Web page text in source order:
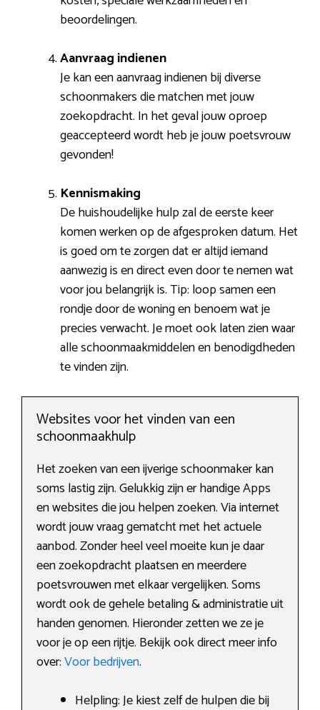
beoordelingen.
Aanvraag indienen
Je kan een aanvraag indienen bij diverse
schoonmakers die matchen met jouw
zoekopdracht. In het geval jouw oproep
geaccepteerd wordt heb je jouw poetsvrouw
gevonden!
Kennismaking
De huishoudelijke hulp zal de eerste keer
komen werken op de afgesproken datum. Het
is goed om te zorgen dat er altijd iemand
aanwezig is en direct even door te nemen wat
voor jou belangrijk is. Tip: loop samen een
rondje door de woning en benoem wat je
precies verwacht. Je moet ook laten zien waar
alle schoonmaakmiddelen en benodigdheden
te vinden zijn.
Websites voor het vinden van een
schoonmaakhulp
Het zoeken van een ijverige schoonmaker kan
soms lastig zijn. Gelukkig zijn er handige Apps
en websites die jou helpen zoeken. Via internet
wordt jouw vraag gematcht met het actuele
aanbod. Zonder heel veel moeite kun je daar
een zoekopdracht plaatsen en meerdere
poetsvrouwen met elkaar vergelijken. Soms
wordt ook de gehele betaling & administratie uit
handen genomen. Hieronder zetten we ze je
voor je op een rijtje. Bekijk ook direct meer info
over:Voor bedrijven.
Helpling: Je kiest zelf de hulpen die bij